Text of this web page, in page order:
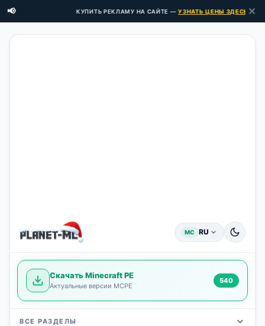
📢 КУПИТЬ РЕКЛАМУ НА САЙТЕ —УЗНАТЬ ЦЕНЫ ЗДЕСЬ → ✕
MC RU
Скачать Minecraft PE
Актуальные версии MCPE
540
ВСЕ РАЗДЕЛЫ